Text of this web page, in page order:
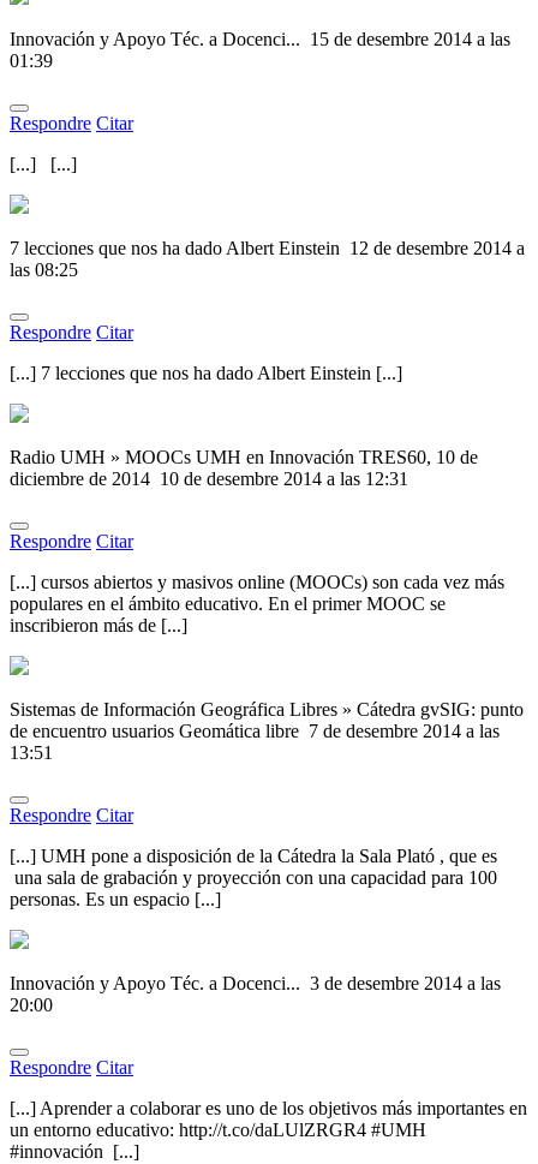
Innovación y Apoyo Téc. a Docenci... 15 de desembre 2014 a las
01:39
Respondre Citar
[...] [...]
7 lecciones que nos ha dado Albert Einstein 12 de desembre 2014 a
las 08:25
Respondre Citar
[...] 7 lecciones que nos ha dado Albert Einstein [...]
Radio UMH » MOOCs UMH en Innovación TRES60, 10 de
diciembre de 2014 10 de desembre 2014 a las 12:31
Respondre Citar
[...] cursos abiertos y masivos online (MOOCs) son cada vez más
populares en el ámbito educativo. En el primer MOOC se
inscribieron más de [...]
Sistemas de Información Geográfica Libres » Cátedra gvSIG: punto
de encuentro usuarios Geomática libre 7 de desembre 2014 a las
13:51
Respondre Citar
[...] UMH pone a disposición de la Cátedra la Sala Plató , que es
una sala de grabación y proyección con una capacidad para 100
personas. Es un espacio [...]
Innovación y Apoyo Téc. a Docenci... 3 de desembre 2014 a las
20:00
Respondre Citar
[...] Aprender a colaborar es uno de los objetivos más importantes en
un entorno educativo: http://t.co/daLUlZRGR4 #UMH
#innovación [...]